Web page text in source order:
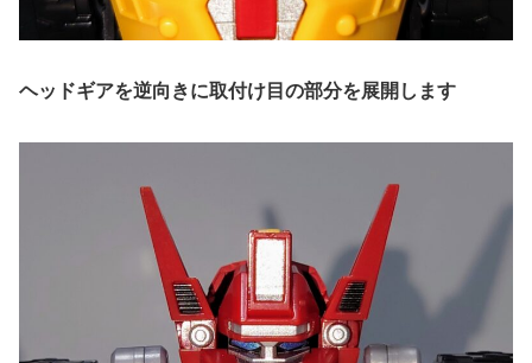
ヘッドギアを逆向きに取付け目の部分を展開します